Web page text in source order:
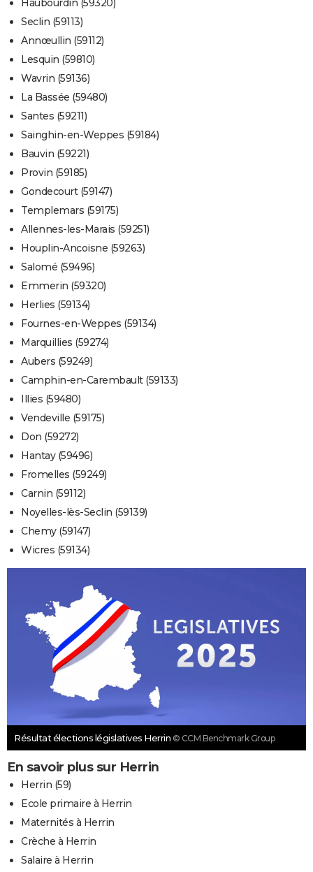
Haubourdin (59320)
Seclin (59113)
Annœullin (59112)
Lesquin (59810)
Wavrin (59136)
La Bassée (59480)
Santes (59211)
Sainghin-en-Weppes (59184)
Bauvin (59221)
Provin (59185)
Gondecourt (59147)
Templemars (59175)
Allennes-les-Marais (59251)
Houplin-Ancoisne (59263)
Salomé (59496)
Emmerin (59320)
Herlies (59134)
Fournes-en-Weppes (59134)
Marquillies (59274)
Aubers (59249)
Camphin-en-Carembault (59133)
Illies (59480)
Vendeville (59175)
Don (59272)
Hantay (59496)
Fromelles (59249)
Carnin (59112)
Noyelles-lès-Seclin (59139)
Chemy (59147)
Wicres (59134)
Résultat élections législatives Herrin © CCM Benchmark Group
En savoir plus sur Herrin
Herrin (59)
Ecole primaire à Herrin
Maternités à Herrin
Crèche à Herrin
Salaire à Herrin